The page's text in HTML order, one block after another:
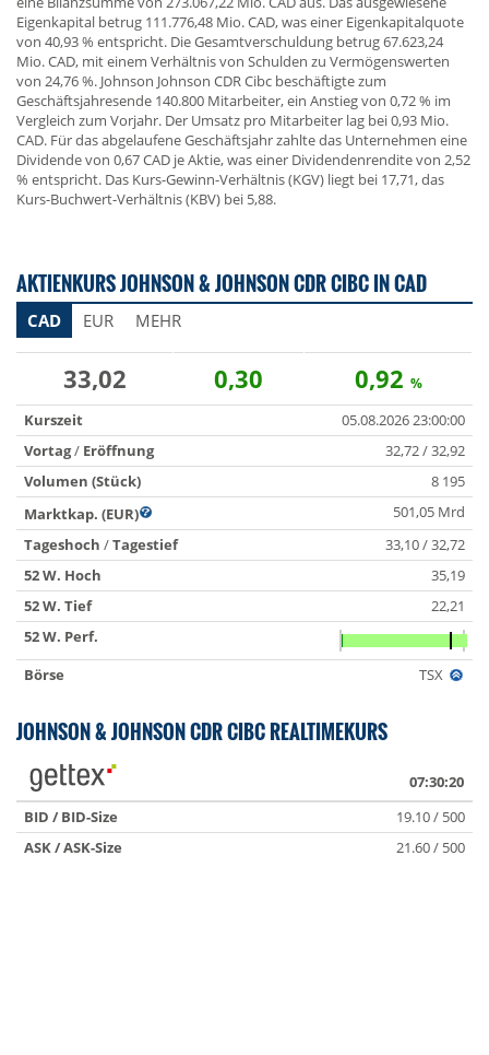
Eigenkapital betrug 111.776,48 Mio. CAD, was einer Eigenkapitalquote
von 40,93 % entspricht. Die Gesamtverschuldung betrug 67.623,24
Mio. CAD, mit einem Verhältnis von Schulden zu Vermögenswerten
von 24,76 %. Johnson Johnson CDR Cibc beschäftigte zum
Geschäftsjahresende 140.800 Mitarbeiter, ein Anstieg von 0,72 % im
Vergleich zum Vorjahr. Der Umsatz pro Mitarbeiter lag bei 0,93 Mio.
CAD. Für das abgelaufene Geschäftsjahr zahlte das Unternehmen eine
Dividende von 0,67 CAD je Aktie, was einer Dividendenrendite von 2,52
% entspricht. Das Kurs-Gewinn-Verhältnis (KGV) liegt bei 17,71, das
Kurs-Buchwert-Verhältnis (KBV) bei 5,88.
AKTIENKURS JOHNSON & JOHNSON CDR CIBC IN CAD
CAD EUR MEHR
33,02 0,30 0,92 %
Kurszeit
05.08.2026 23:00:00
Vortag/ Eröffnung
32,72 / 32,92
Volumen (Stück)
8 195
Marktkap. (EUR)
501,05 Mrd
Tageshoch /Tagestief
33,10 / 32,72
52 W. Hoch
35,19
52 W. Tief
22,21
52 W. Perf.
Börse
TSX
JOHNSON & JOHNSON CDR CIBC REALTIMEKURS
07:30:20
BID / BID-Size
19.10 / 500
ASK / ASK-Size
21.60 / 500